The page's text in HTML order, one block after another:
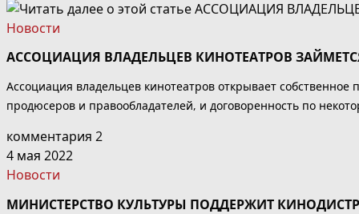
Новости
АССОЦИАЦИЯ ВЛАДЕЛЬЦЕВ КИНОТЕАТРОВ
Ассоциация владельцев кинотеатров открывает
продюсеров и правообладателей, и договоренность по
комментария 2
4 мая 2022
Новости
МИНИСТЕРСТВО КУЛЬТУРЫ ПОДДЕРЖИТ